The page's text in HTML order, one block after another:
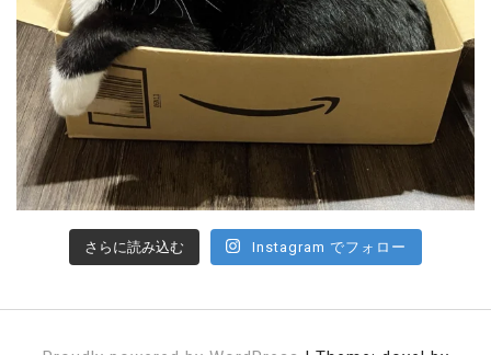
さらに読み込む Instagram でフォロー